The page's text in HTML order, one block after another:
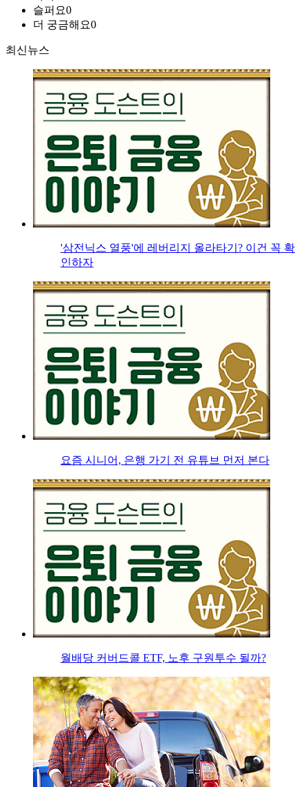
슬퍼요0
더 궁금해요0
최신뉴스
'삼전닉스 열풍'에 레버리지 올라타기? 이건 꼭 확
인하자
요즘 시니어, 은행 가기 전 유튜브 먼저 본다
월배당 커버드콜 ETF, 노후 구원투수 될까?